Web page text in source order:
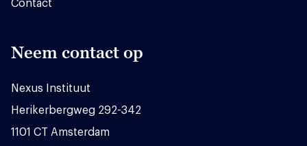
Contact
Neem contact op
Nexus Instituut
Herikerbergweg 292-342
1101 CT Amsterdam